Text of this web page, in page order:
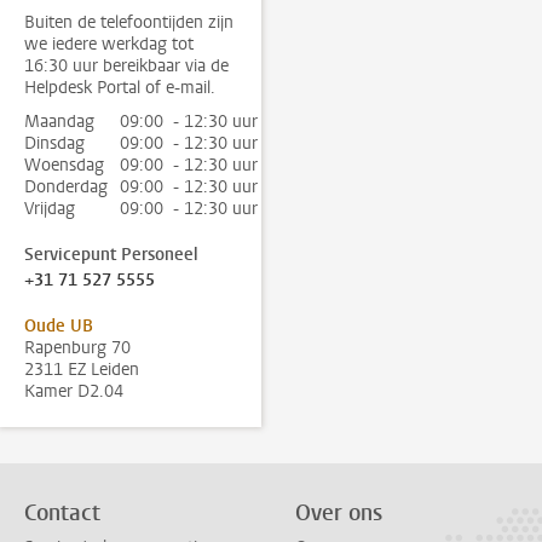
Buiten de telefoontijden zijn
we iedere werkdag tot
16:30 uur bereikbaar via de
Helpdesk Portal of e-mail.
Maandag
09:00 - 12:30 uur
Dinsdag
09:00 - 12:30 uur
Woensdag
09:00 - 12:30 uur
Donderdag 09:00 - 12:30 uur
Vrijdag
09:00 - 12:30 uur
Servicepunt Personeel
+31 71 527 5555
Oude UB
Rapenburg 70
2311 EZ Leiden
Kamer D2.04
Contact Over ons